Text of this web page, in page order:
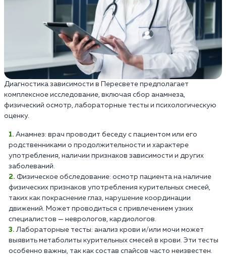
Диагностика зависимости в Пересвете предполагает
комплексное исследование, включая сбор анамнеза,
физический осмотр, лабораторные тесты и психологическую
оценку.
Анамнез: врач проводит беседу с пациентом или его
родственниками о продолжительности и характере
употребления, наличии признаков зависимости и других
заболеваний.
Физическое обследование: осмотр пациента на наличие
физических признаков употребления курительных смесей,
таких как покраснение глаз, нарушение координации
движений. Может проводиться с привлечением узких
специалистов — неврологов, кардиологов.
Лабораторные тесты: анализ крови и/или мочи может
выявить метаболиты курительных смесей в крови. Эти тесты
особенно важны, так как состав спайсов часто неизвестен.